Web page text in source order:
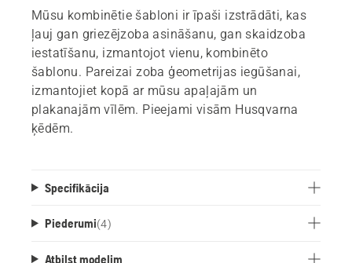
Mūsu kombinētie šabloni ir īpaši izstrādāti, kas
ļauj gan griezējzoba asināšanu, gan skaidzoba
iestatīšanu, izmantojot vienu, kombinēto
šablonu. Pareizai zoba ģeometrijas iegūšanai,
izmantojiet kopā ar mūsu apaļajām un
plakanajām vīlēm. Pieejami visām Husqvarna
ķēdēm.
Specifikācija
Piederumi(4)
Atbilst modelim